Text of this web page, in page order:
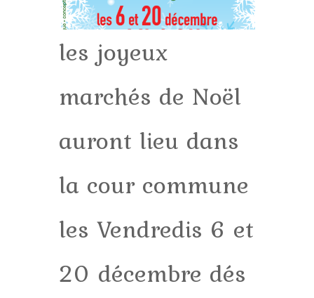
les joyeux
marchés de Noël
auront lieu dans
la cour commune
les Vendredis 6 et
20 décembre dés